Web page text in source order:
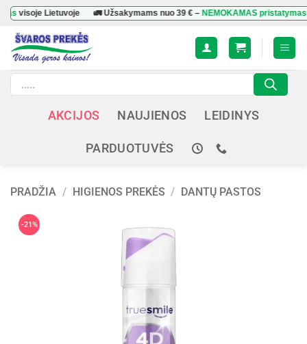
Skip
content
Lietuvoje 🚛 Užsakymams nuo39 €–NEMOKAMAS pristatymasvisoje
Products
search
AKCIJOS NAUJIENOS LEIDINYS
PARDUOTUVĖS
PRADŽIA / HIGIENOS PREKĖS / DANTŲ PASTOS
-21%